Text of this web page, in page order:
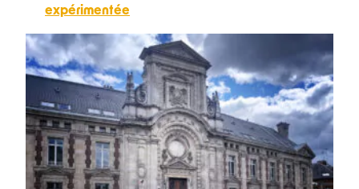
expérimentée